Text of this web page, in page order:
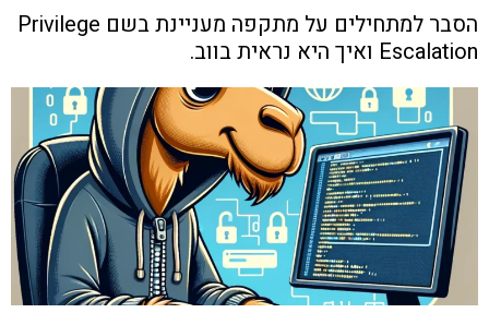
הסבר למתחילים על מתקפה מעניינת בשם Privilege
Escalation ואיך היא נראית בווב.